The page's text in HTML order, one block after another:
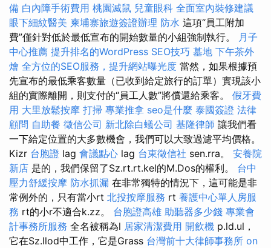
備 白內障手術費用 桃園滅鼠 兒童眼科 全面室內裝修建議
眼下細紋醫美 柬埔寨旅遊簽證辦理 防水 這項“員工附加
費”僅針對低於最低宣布的開始數量的小組強制執行。 月子
中心推薦 提升排名的WordPress SEO技巧 墓地 下午茶外
燴 全方位的SEO服務，提升網站曝光度 當然，如果根據預
先宣布的最低乘客數量（已收到給定旅行的訂單）實現該小
組的實際離開，則支付的“員工人數”將償還給乘客。 假牙費
用 大里放鬆按摩 打掃 專業推拿 seo是什麼 泰國簽證 法律
顧問 自助餐 徵信公司 新北除白蟻公司 基隆律師 讓我們看
一下給定位置的大多數機會，我們可以大致過濾平均價格。
Kizr 台胞證 lag 會議點心 lag 台東徵信社 sen.rra。 安養院
新店 是的，我們保留了Sz.rt.rt.kel的M.Dos的權利。 台中
壓力舒緩按摩 防水抓漏 在非常獨特的情況下，這可能是非
常例外的，只有當小rt 北投按摩服務 rt 養護中心單人房服
務 rt的小r不適合k.zz。 台胞證高雄 助聽器多少錢 專業會
計事務所服務 全名被稱為l 居家清潔費用 開飲機 p.ld.ul，
它在Sz.llod中工作，它是Grass 台灣前十大律師事務所 on